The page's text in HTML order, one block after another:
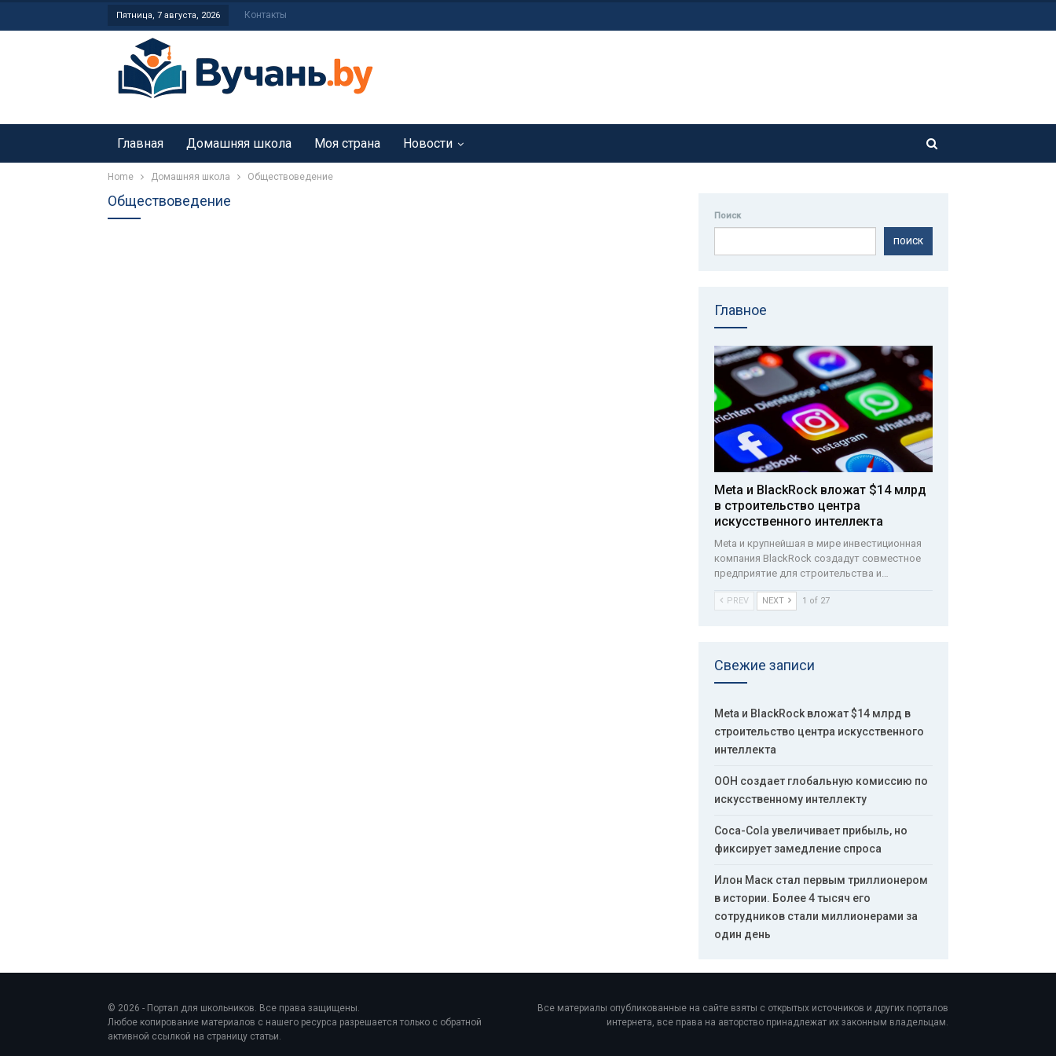
Пятница, 7 августа, 2026 Контакты
Главная Домашняя школа Моя страна Новости
Home Домашняя школа Обществоведение
Обществоведение
Поиск
ПОИСК
Главное
Meta и BlackRock вложат $14 млрд
в строительство центра
искусственного интеллекта
Meta и крупнейшая в мире инвестиционная
компания BlackRock создадут совместное
предприятие для строительства и…
PREV NEXT 1 of 27
Свежие записи
Meta и BlackRock вложат $14 млрд в
строительство центра искусственного
интеллекта
ООН создает глобальную комиссию по
искусственному интеллекту
Coca-Cola увеличивает прибыль, но
фиксирует замедление спроса
Илон Маск стал первым триллионером
в истории. Более 4 тысяч его
сотрудников стали миллионерами за
один день
© 2026 - Портал для школьников. Все права защищены.
Любое копирование материалов с нашего ресурса разрешается только с обратной
активной ссылкой на страницу статьи.
Все материалы опубликованные на сайте взяты с открытых источников и других порталов
интернета, все права на авторство принадлежат их законным владельцам.